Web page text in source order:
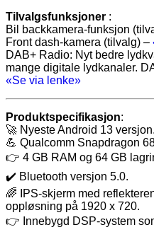
Tilvalgsfunksjoner :
Bil backkamera-funksjon
Front dash-kamera (tilvalg) –
DAB+ Radio: Nyt bedre
mange digitale lydkanaler.
«Se via lenke»
Produktspecifikasjon:
🚀 Nyeste Android 13 versjon.
💪 Qualcomm Snapdragon
👉 4 GB RAM og 64 GB
✔️ Bluetooth versjon 5.0.
🌈 IPS-skjerm med
oppløsning på 1920 x 720.
👉 Innebygd DSP-system